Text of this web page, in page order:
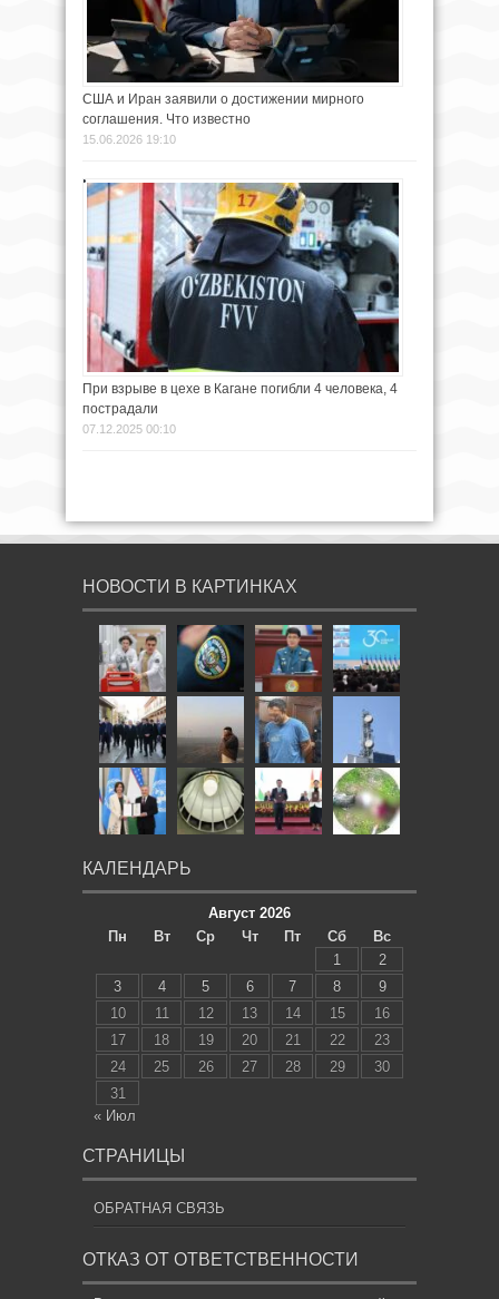
США и Иран заявили о достижении мирного
соглашения. Что известно
15.06.2026 19:10
При взрыве в цехе в Кагане погибли 4 человека, 4
пострадали
07.12.2025 00:10
НОВОСТИ В КАРТИНКАХ
КАЛЕНДАРЬ
Август 2026
Пн
Вт Ср Чт Пт Сб
Вс
1
2
3
4 5 6 7 8
9
10
11 12 13 14 15
16
17
18 19 20 21 22
23
24
25 26 27 28 29
30
31
« Июл
СТРАНИЦЫ
ОБРАТНАЯ СВЯЗЬ
ОТКАЗ ОТ ОТВЕТСТВЕННОСТИ